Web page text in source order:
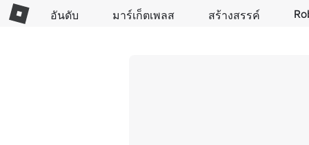
อันดับ มาร์เก็ตเพลส สร้างสรรค์